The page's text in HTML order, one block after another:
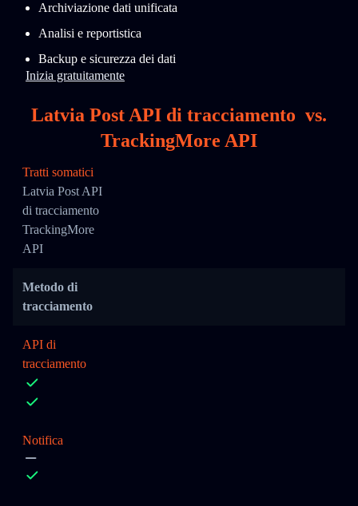
Archiviazione dati unificata
Analisi e reportistica
Backup e sicurezza dei dati
Inizia gratuitamente
Latvia Post API di tracciamento vs.
TrackingMore API
Tratti somatici
Latvia Post API
di tracciamento
TrackingMore
API
Metodo di
tracciamento
API di
tracciamento
Notifica